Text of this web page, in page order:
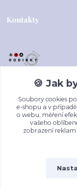
🍪 Jak
Soubory cookies
e-shopu a v
o webu, měření
vašeho
zobrazení reklam
Kontakty
AAA-HODINKY.CZ
+420 602 381
(Po-Pá, 10-16 hod.)
🍪 Jak
Soubory cookies
e-shopu a v
o webu, měření
vašeho
zobrazení reklam